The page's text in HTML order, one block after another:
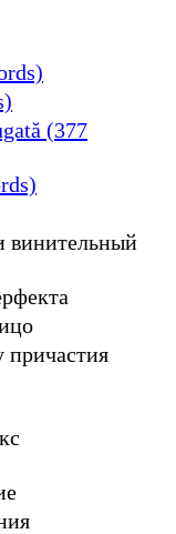
(377
винительный
причастия